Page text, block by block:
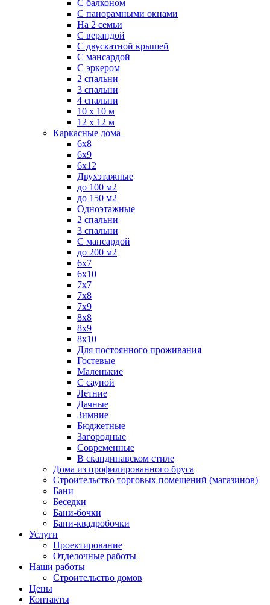
С балконом
С панорамными окнами
На 2 семьи
С верандой
С двускатной крышей
С мансардой
С эркером
2 спальни
3 спальни
4 спальни
10 x 10 м
12 x 12 м
Каркасные дома
6х8
6х9
6х12
Двухэтажные
до 100 м2
до 150 м2
Одноэтажные
2 спальни
3 спальни
С мансардой
до 200 м2
6х7
6х10
7х7
7х8
7х9
8х8
8х9
8х10
Для постоянного проживания
Гостевые
Маленькие
С сауной
Летние
Дачные
Зимние
Бюджетные
Загородные
Современные
В скандинавском стиле
Дома из профилированного бруса
Строительство торговых помещений (магазинов)
Бани
Беседки
Бани-бочки
Бани-квадробочки
Услуги
Проектирование
Отделочные работы
Наши работы
Строительство домов
Цены
Контакты